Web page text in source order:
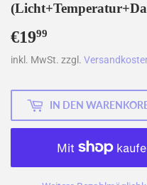
€1999
inkl. MwSt. zzgl.
IN DEN